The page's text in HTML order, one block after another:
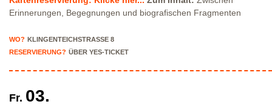
Erinnerungen, Begegnungen und biografischen Fragmenten
wir ihn und wann verlieren wir ihn vielleicht? Mit Mitteln des
biografischen Theaters ist eine szenische Collage entstanden, die
Rahmen des Klingenteichfestival unsere Werkschau zu zeigen.
Eine Einladung zum Erinnern, Mitfühlen und Fragenstellen: Was
WO? KLINGENTEICHSTRASSE 8
RESERVIERUNG? ÜBER YES-TICKET
Fr. 03.